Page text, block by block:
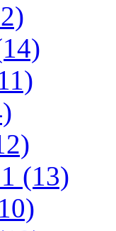
(13)